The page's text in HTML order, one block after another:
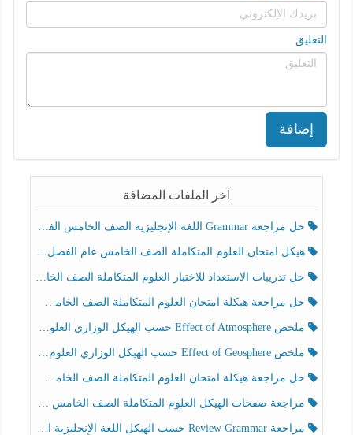
التعليق
إضافة
آخر الملفات المضافة
حل مراجعة Grammar اللغة الإنجليزية الصف الخامس الفصل الثالث
هيكل امتحان العلوم المتكاملة الصف الخامس عام الفصل الدراسي الثالث 2025-2026
حل تدريبات الاستعداد للاختبار العلوم المتكاملة الصف الخامس عام الفصل الثالث
حل مراجعة هيكلة امتحان العلوم المتكاملة الصف الخامس انسبير الفصل الثالث
ملخص Effect of Atmosphere حسب الهيكل الوزاري العلوم المتكاملة الصف الخامس انسبير الفصل الثالث
ملخص Effect of Geosphere حسب الهيكل الوزاري العلوم المتكاملة الصف الخامس انسبير الفصل الثالث
حل مراجعة هيكلة امتحان العلوم المتكاملة الصف الخامس عام الفصل الثالث
مراجعة صفحات الهيكل العلوم المتكاملة الصف الخامس انسبير الفصل الثالث
مراجعة Review Grammar حسب الهيكل اللغة الإنجليزية الصف الخامس الفصل الثالث